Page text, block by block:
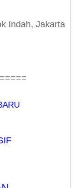
Indah, Jakarta